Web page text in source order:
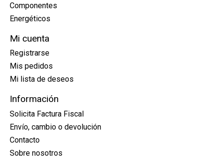
Componentes
Energéticos
Mi cuenta
Registrarse
Mis pedidos
Mi lista de deseos
Información
Solicita Factura Fiscal
Envío, cambio o devolución
Contacto
Sobre nosotros